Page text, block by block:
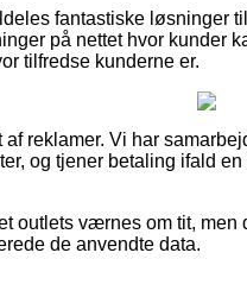
fantastiske løsninger
på nettet hvor kunder
tilfredse kunderne er.
reklamer. Vi har
og tjener betaling ifald
outlets værnes om tit,
de anvendte data.